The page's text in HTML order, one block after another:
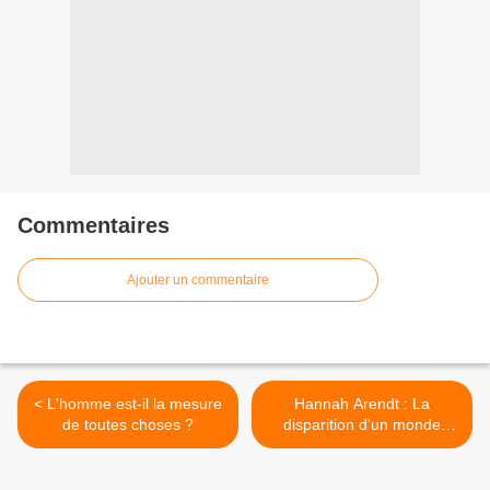
Commentaires
Ajouter un commentaire
< L'homme est-il la mesure
de toutes choses ?
Hannah Arendt : La
disparition d'un monde
commun >